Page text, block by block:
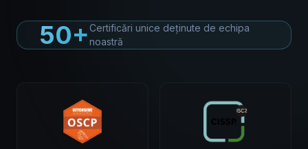
50+Certificări unice deținute de echipa
noastră